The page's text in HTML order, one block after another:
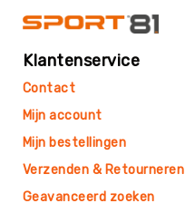
Spikeball
Squash
Tafeltennis
Tafelvoetbal
Tchoukbal
Klantenservice
Contact
Mijn account
Mijn bestellingen
Verzenden & Retourneren
Geavanceerd zoeken